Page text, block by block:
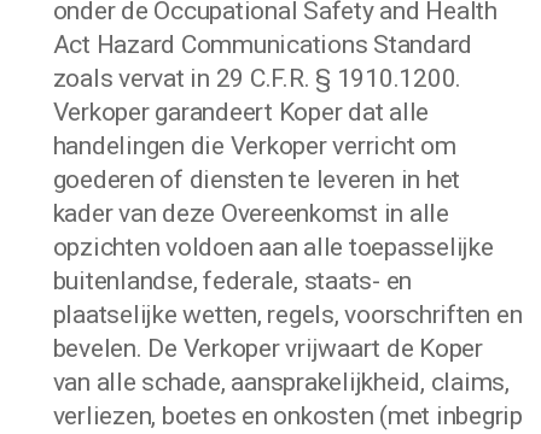
onder de Occupational Safety and Health
Act Hazard Communications Standard
zoals vervat in 29 C.F.R. § 1910.1200.
Verkoper garandeert Koper dat alle
handelingen die Verkoper verricht om
goederen of diensten te leveren in het
kader van deze Overeenkomst in alle
opzichten voldoen aan alle toepasselijke
buitenlandse, federale, staats- en
plaatselijke wetten, regels, voorschriften en
bevelen. De Verkoper vrijwaart de Koper
van alle schade, aansprakelijkheid, claims,
verliezen, boetes en onkosten (met inbegrip